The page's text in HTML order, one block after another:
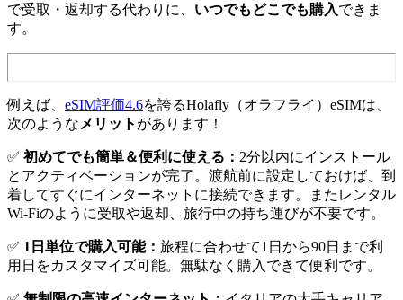
で受取・返却する代わりに、 いつでもどこでも購入できま
す。
例えば、 eSIM評価4.6を誇るHolafly（オラフライ）eSIMは、
次のような メリット があります！
✅ 初めてでも簡単＆便利に使える： 2分以内にインストール
とアクティベーションが完了。渡航前に設定しておけば、到
着してすぐにインターネットに接続できます。またレンタル
Wi-Fiのように受取や返却、旅行中の持ち運びが不要です。
✅ 1日単位で購入可能： 旅程に合わせて1日から90日まで利
用日をカスタマイズ可能。無駄なく購入できて便利です。